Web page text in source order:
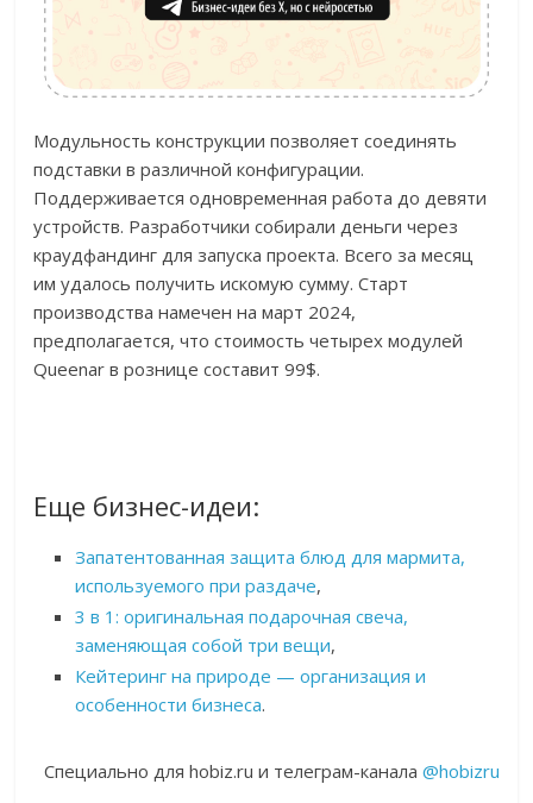
Модульность конструкции позволяет соединять
подставки в различной конфигурации.
Поддерживается одновременная работа до девяти
устройств. Разработчики собирали деньги через
краудфандинг для запуска проекта. Всего за месяц
им удалось получить искомую сумму. Старт
производства намечен на март 2024,
предполагается, что стоимость четырех модулей
Queenar в рознице составит 99$.
Еще бизнес-идеи:
Запатентованная защита блюд для мармита,
используемого при раздаче,
3 в 1: оригинальная подарочная свеча,
заменяющая собой три вещи,
Кейтеринг на природе — организация и
особенности бизнеса.
Специально для hobiz.ru и телеграм-канала @hobizru